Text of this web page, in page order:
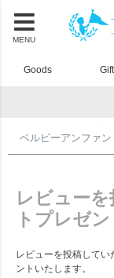
MENU
Goods Gift
一升餅 一升米で１歳
ベルビーアンファ
レビュー
トプレゼン
レビューを投稿して
ントいたします。